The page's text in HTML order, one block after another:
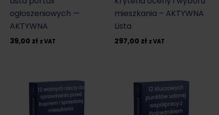
ogłoszeniowych —
AKTYWNA
39,00 zł z VAT
mieszkania – AKTYWNA
Lista
297,00 zł z VAT